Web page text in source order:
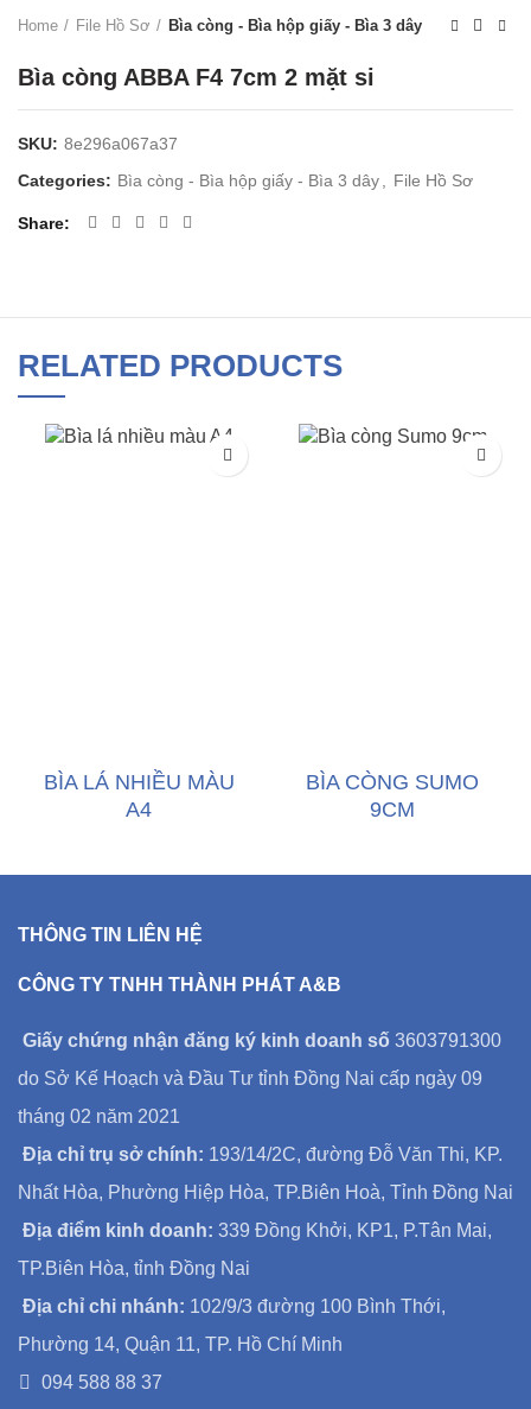
Home File Hồ Sơ Bìa còng - Bìa hộp giấy - Bìa 3 dây
Bìa còng ABBA F4 7cm 2 mặt si
SKU: 8e296a067a37
Categories: Bìa còng - Bìa hộp giấy - Bìa 3 dây File Hồ Sơ
Share
RELATED PRODUCTS
BÌA LÁ NHIỀU MÀU
A4
BÌA CÒNG SUMO
9CM
THÔNG TIN LIÊN HỆ
CÔNG TY TNHH THÀNH PHÁT A&B
Giấy chứng nhận đăng ký kinh doanh số 3603791300
do Sở Kế Hoạch và Đầu Tư tỉnh Đồng Nai cấp ngày 09
tháng 02 năm 2021
Địa chỉ trụ sở chính: 193/14/2C, đường Đỗ Văn Thi, KP.
Nhất Hòa, Phường Hiệp Hòa, TP.Biên Hoà, Tỉnh Đồng Nai
Địa điểm kinh doanh: 339 Đồng Khởi, KP1, P.Tân Mai,
TP.Biên Hòa, tỉnh Đồng Nai
Địa chỉ chi nhánh: 102/9/3 đường 100 Bình Thới,
Phường 14, Quận 11, TP. Hồ Chí Minh
094 588 88 37